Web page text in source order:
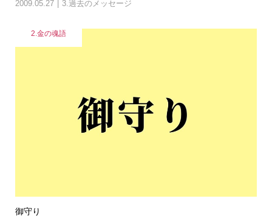
2009.05.27 3.過去のメッセージ
2.金の魂語
御守り